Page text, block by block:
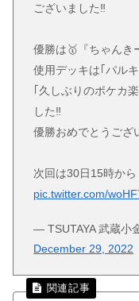
ございました‼️
優勝は🥇『ちゃんき
使用デッキは｢パルキ
｢久しぶりのポケカ
した‼️
優勝おめでとうござ
次回は30日15時か
pic.twitter.com/
— TSUTAYA 武蔵小
December 29, 2022